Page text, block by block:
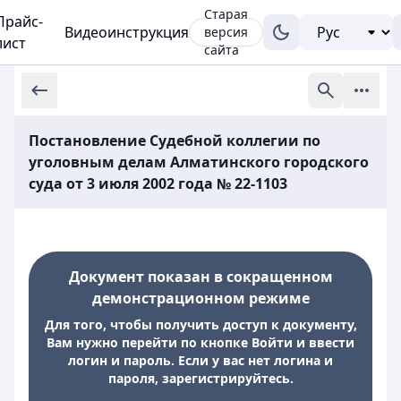
Видеоинструкция
Старая
версия
сайта
Постановление Судебной коллегии по
уголовным делам Алматинского городского
суда от 3 июля 2002 года № 22-1103
Документ показан в сокращенном
демонстрационном режиме
Для того, чтобы получить доступ к документу,
Вам нужно перейти по кнопке Войти и ввести
логин и пароль. Если у вас нет логина и
пароля, зарегистрируйтесь.